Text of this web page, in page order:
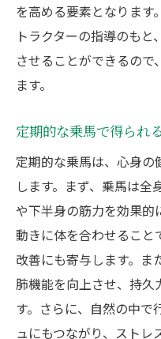
を高める要素となります
トラクターの指導のも
させることができるので
ます。
定期的な乗馬で得られ
定期的な乗馬は、心身の
します。まず、乗馬は
や下半身の筋力を効果的
動きに体を合わせること
改善にも寄与します。ま
肺機能を向上させ、持久
す。さらに、自然の中で
ュにもつながり、ストレ